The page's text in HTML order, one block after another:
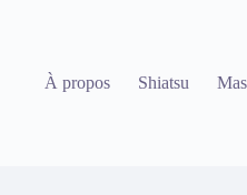
À propos
Shiatsu